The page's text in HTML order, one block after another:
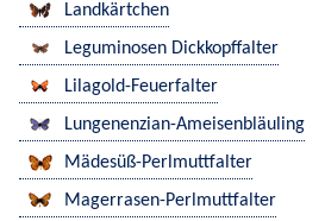
Landkärtchen
Leguminosen Dickkopffalter
Lilagold-Feuerfalter
Lungenenzian-Ameisenbläuling
Mädesüß-Perlmuttfalter
Magerrasen-Perlmuttfalter